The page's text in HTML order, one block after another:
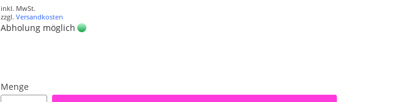
inkl. MwSt.
zzgl. Versandkosten
Abholung möglich
Menge